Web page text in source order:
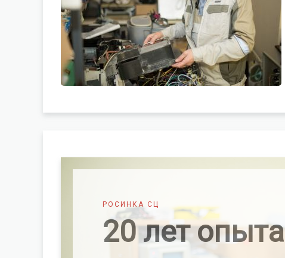
КОФЕМАШИНУ
ПЕРЕЙТИ
РОСИНКА СЦ
20 лет опыта